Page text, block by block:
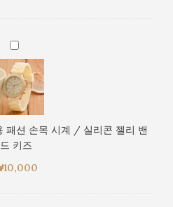
즈
목
계
/
실
리
콘
젤
리
아
이
보
리
색
형
학
생
패션 손목 시계 / 실리콘 젤리 밴
드 키즈
10,000